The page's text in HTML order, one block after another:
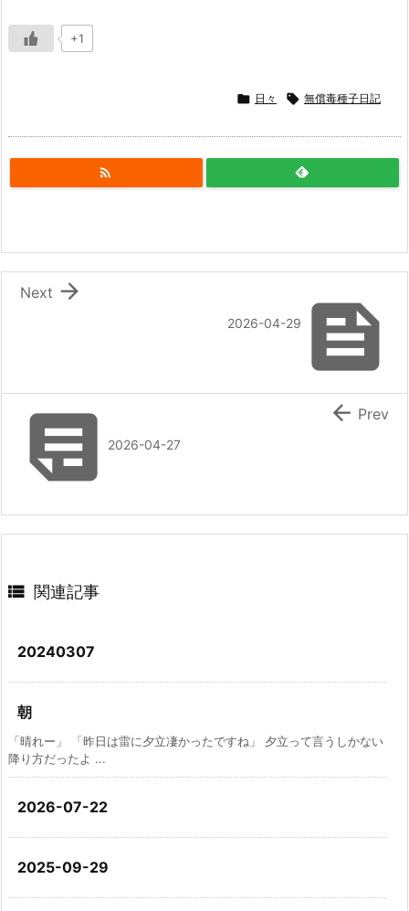
+1
 日々  無償毒種子日記


2026-04-29

Next
2026-04-27
 Prev
 関連記事
20240307
朝
「晴れー」 「昨日は雷に夕立凄かったですね」 夕立って言うしかない
降り方だったよ ...
2026-07-22
2025-09-29